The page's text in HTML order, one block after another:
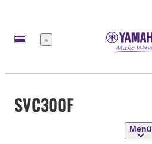
Menü
SVC300F
Menü